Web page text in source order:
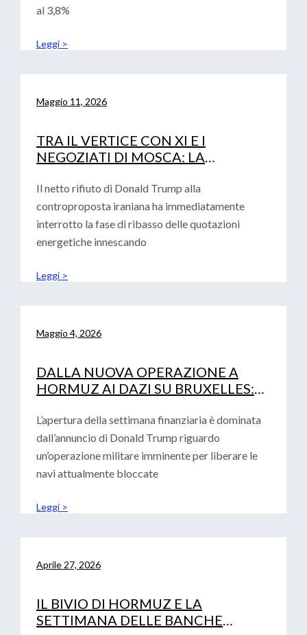
al 3,8%
Leggi >
Maggio 11, 2026
TRA IL VERTICE CON XI E I
NEGOZIATI DI MOSCA: LA
PROVA DEI FATTI
Il netto rifiuto di Donald Trump alla
controproposta iraniana ha immediatamente
interrotto la fase di ribasso delle quotazioni
energetiche innescando
Leggi >
Maggio 4, 2026
DALLA NUOVA OPERAZIONE A
HORMUZ AI DAZI SU BRUXELLES:
L’apertura della settimana finanziaria è dominata
dall’annuncio di Donald Trump riguardo
un’operazione militare imminente per liberare le
navi attualmente bloccate
Leggi >
Aprile 27, 2026
IL BIVIO DI HORMUZ E LA
SETTIMANA DELLE BANCHE